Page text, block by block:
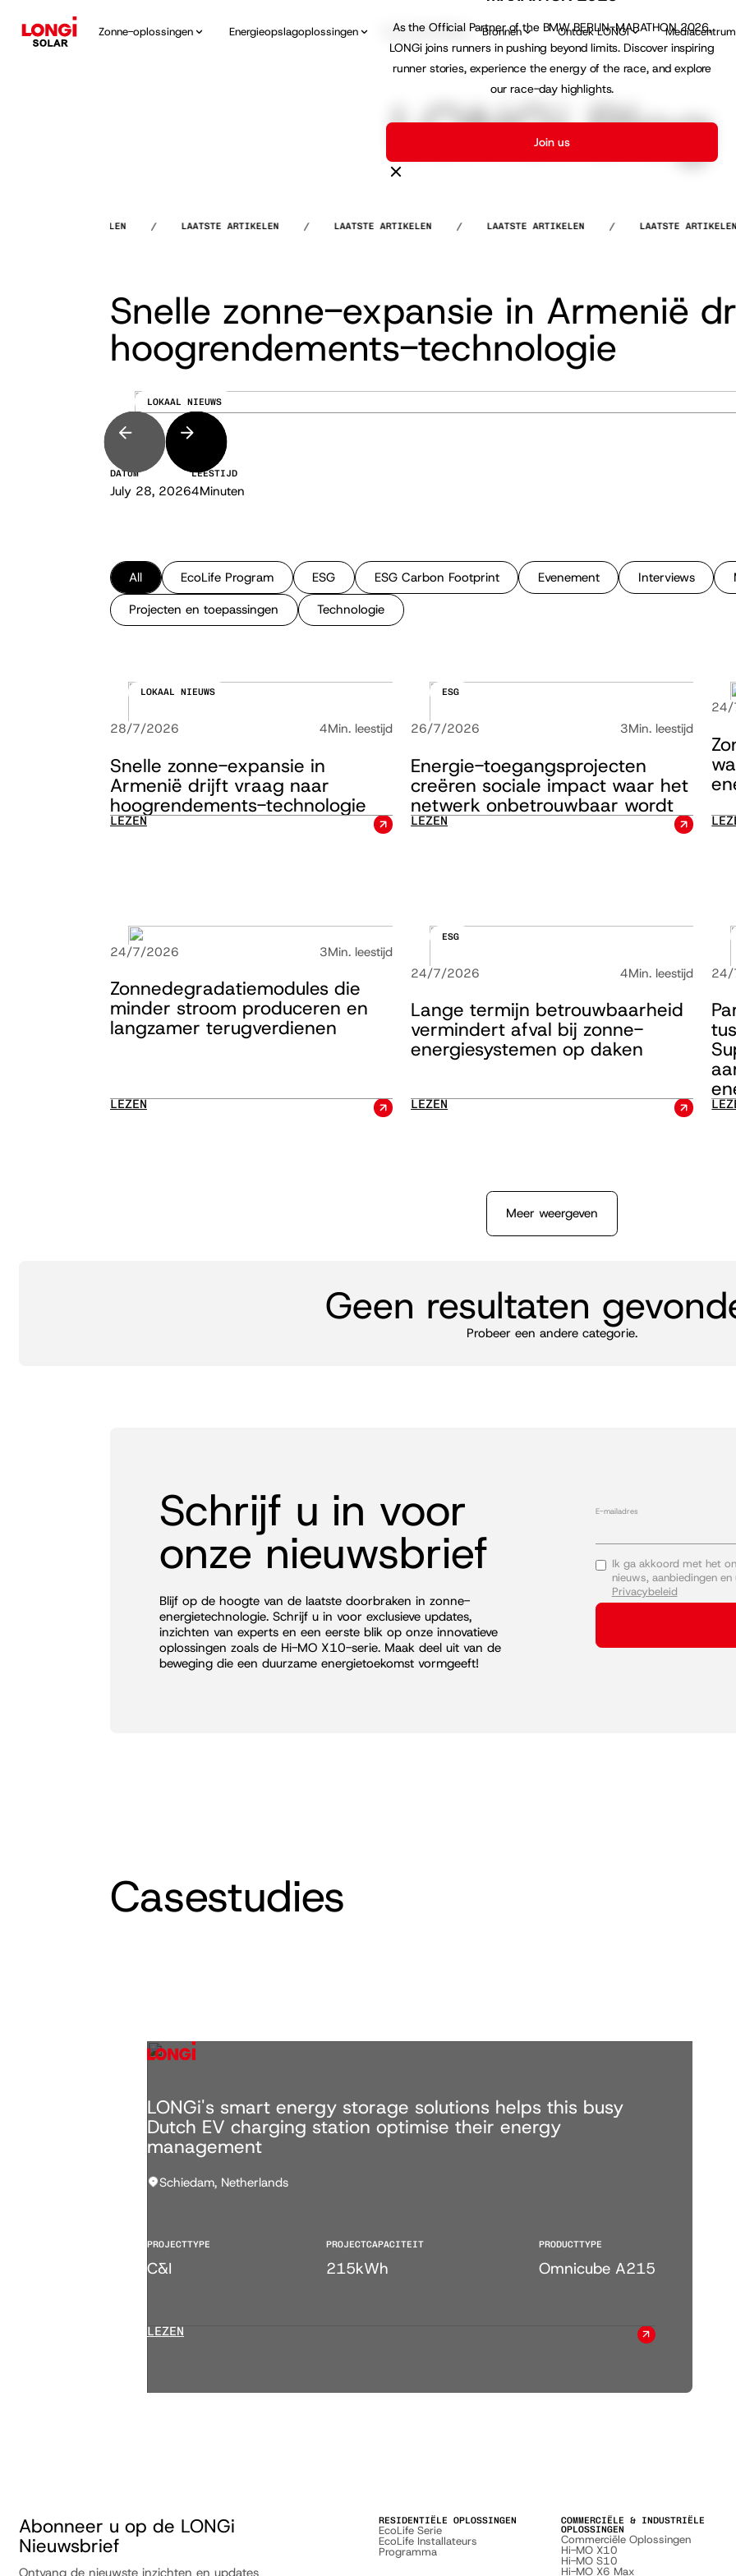
Zonne-oplossingen Energieopslagoplossingen Voor particulieren Bronnen Ontdek LONGi Mediacentrum
As the Official Partner of the BMW BERLIN-MARATHON 2026,
LONGi joins runners in pushing beyond limits. Discover inspiring
runner stories, experience the energy of the race, and explore
our race-day highlights.
Join us
LONGi Blog
LAATSTE ARTIKELEN LAATSTE ARTIKELEN LAATSTE ARTIKELEN LAATSTE ARTIKELEN
Snelle zonne-expansie in Armenië
hoogrendements-technologie
LOKAAL NIEUWS
LEZEN
DATUM
July 28, 2026
LEESTIJD
4Minuten
All EcoLife Program ESG ESG Carbon Footprint Evenement Interviews
Projecten en toepassingen
Technologie
LOKAAL NIEUWS
28/7/2026 4Min. leestijd
Snelle zonne-expansie in
Armenië drijft vraag naar
hoogrendements-technologie
LEZEN
ESG
26/7/2026 3Min. leestijd
Energie-toegangsprojecten
creëren sociale impact waar het
netwerk onbetrouwbaar wordt
LEZEN
24/7/2026 3Min. leestijd
Zonnedegradatiemodules die
minder stroom produceren en
langzamer terugverdienen
LEZEN
ESG
24/7/2026 4Min. leestijd
Lange termijn betrouwbaarheid
vermindert afval bij zonne-
energiesystemen op daken
LEZEN
Meer weergeven
Geen resultaten
Probeer een andere categorie.
Schrijf u in voor
onze nieuwsbrief
Blijf op de hoogte van de laatste doorbraken in zonne-
energietechnologie. Schrijf u in voor exclusieve updates,
inzichten van experts en een eerste blik op onze innovatieve
oplossingen zoals de Hi-MO X10-serie. Maak deel uit van de
beweging die een duurzame energietoekomst vormgeeft!
Ik ga akkoord met het
nieuws, aanbiedingen
Privacybeleid
E-mailadres
Casestudies
LONGi's smart energy storage solutions helps this busy
Dutch EV charging station optimise their energy
management
Schiedam, Netherlands
PROJECTTYPE
C&I
PROJECTCAPACITEIT
215kWh
PRODUCTTYPE
Omnicube A215
LEZEN
Abonneer u op de LONGi
Nieuwsbrief
Ontvang de nieuwste inzichten en updates
RESIDENTIËLE OPLOSSINGEN
EcoLife Serie
EcoLife Installateurs
Programma
COMMERCIËLE & INDUSTRIËLE
OPLOSSINGEN
Commerciële Oplossingen
Hi-MO X10
Hi-MO S10
Hi-MO X6 Max